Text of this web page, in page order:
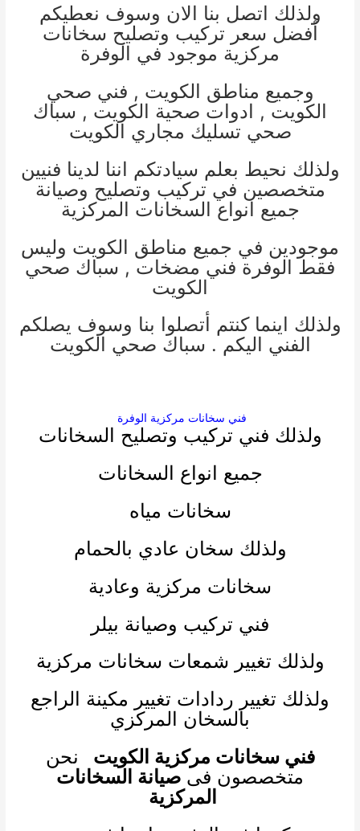
ولذلك اتصل بنا الان وسوف نعطيكم
أفضل سعر تركيب وتصليح سخانات
مركزية موجود في الوفرة
وجميع مناطق الكويت , فني صحي
الكويت , ادوات صحية الكويت , سباك
صحي تسليك مجاري الكويت
ولذلك نحيط بعلم سيادتكم اننا لدينا فنيين
متخصصين في تركيب وتصليح وصيانة
جميع انواع السخانات المركزية
موجودين في جميع مناطق الكويت وليس
فقط الوفرة فني مضخات , سباك صحي
الكويت
ولذلك اينما كنتم أتصلوا بنا وسوف يصلكم
الفني اليكم . سباك صحي الكويت
فني سخانات مركزية الوفرة
ولذلك فني تركيب وتصليح السخانات
جميع انواع السخانات
سخانات مياه
ولذلك سخان عادي بالحمام
سخانات مركزية وعادية
فني تركيب وصيانة بيلر
ولذلك تغيير شمعات سخانات مركزية
ولذلك تغيير ردادات تغيير مكينة الراجع
بالسخان المركزي
فني سخانات مركزية الكويت
نحن
متخصصون فى صيانة السخانات
المركزية